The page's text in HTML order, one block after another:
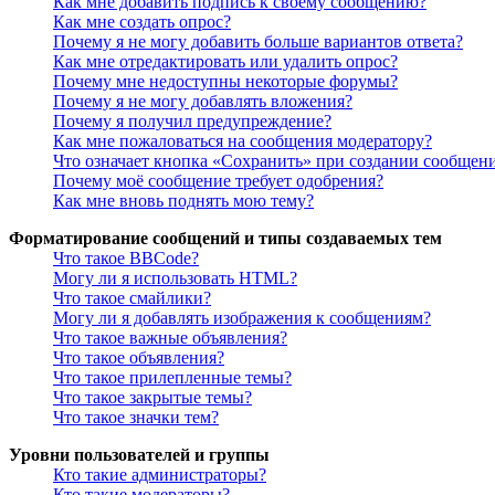
Как мне создать опрос?
Почему я не могу добавить больше вариантов ответа?
Как мне отредактировать или удалить опрос?
Почему мне недоступны некоторые форумы?
Почему я не могу добавлять вложения?
Почему я получил предупреждение?
Как мне пожаловаться на сообщения модератору?
Что означает кнопка «Сохранить» при создании
Почему моё сообщение требует одобрения?
Как мне вновь поднять мою тему?
Форматирование сообщений и типы создаваемых тем
Что такое BBCode?
Могу ли я использовать HTML?
Что такое смайлики?
Могу ли я добавлять изображения к сообщениям?
Что такое важные объявления?
Что такое объявления?
Что такое прилепленные темы?
Что такое закрытые темы?
Что такое значки тем?
Уровни пользователей и группы
Кто такие администраторы?